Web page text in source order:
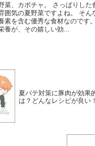
菜、カボチャ。 さっぱりした
囲気の夏野菜ですよね。 そん
素を含む優秀な食材なのです
養が、その嬉しい効...
夏バテ対策に豚肉が効果
は？どんなレシピが良い